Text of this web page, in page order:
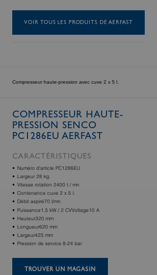
VOIR TOUS LES PRODUITS DE AERFAST
Compresseur haute-pression avec cuve 2 x 5 l.
COMPRESSEUR HAUTE-
PRESSION SENCO
PC1286EU AERFAST
CARACTÉRISTIQUES
Numéro d'article PC1286EU
Largeur 28 kg.
Vitesse rotation 2400 t / mn
Contenance cuve 2 x 5 l.
Débit aspiré70 l/mn
Puissance1,5 kW / 2 CVVoltage10 A
Hauteur320 mm
Longueur620 mm
Largeur425 mm
Pression de service 8-24 bar
TROUVER UN MAGASIN